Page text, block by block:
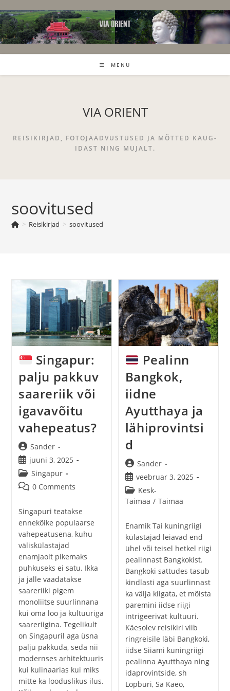
to
content
MENU
VIA ORIENT
REISIKIRJAD, FOTOJÄÄDVUSTUSED JA MÕTTED KAUG-
IDAST NING MUJALT.
soovitused
> Reisikirjad > soovitused
Singapur:
palju pakkuv
saareriik või
igavavõitu
vahepeatus?
Post
author:
Sander
Post
published:
juuni 3, 2025
Post
category:
Singapur
Post 0 Comments
Singapuri teatakse
ennekõike populaarse
vahepeatusena, kuhu
väliskülastajad
enamjaolt pikemaks
puhkuseks ei satu. Ikka
ja jälle vaadatakse
saareriiki pigem
monoliitse suurlinnana
kui oma loo ja kultuuriga
saareriigina. Tegelikult
on Singapuril aga üsna
palju pakkuda, seda nii
modernses arhitektuuris
kui kulinaarias kui miks
mitte ka looduslikus ilus.
Pealinn
Bangkok,
iidne
Ayutthaya ja
lähiprovintsi
d
Post
author:
Sander
Post
published:
veebruar 3, 2025
Post
category:
Kesk-
Taimaa / Taimaa
Enamik Tai kuningriigi
külastajad leiavad end
ühel või teisel hetkel riigi
pealinnast Bangkokist.
Bangkoki sattudes tasub
kindlasti aga suurlinnast
ka välja kiigata, et mõista
paremini iidse riigi
intrigeerivat kultuuri.
Käesolev reisikiri viib
ringreisile läbi Bangkoki,
iidse Siiami kuningriigi
pealinna Ayutthaya ning
idaprovintside, sh
Lopburi, Sa Kaeo,